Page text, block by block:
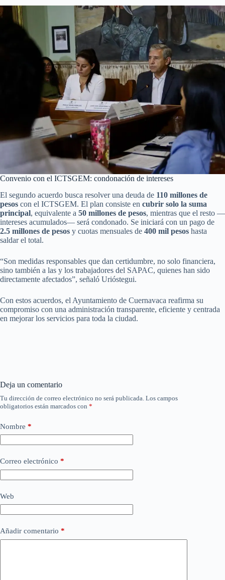
Convenio con el ICTSGEM: condonación de intereses
El segundo acuerdo busca resolver una deuda de 110 millones de
pesos con el ICTSGEM. El plan consiste en cubrir solo la suma
principal, equivalente a 50 millones de pesos, mientras que el resto —
intereses acumulados— será condonado. Se iniciará con un pago de
2.5 millones de pesos y cuotas mensuales de 400 mil pesos hasta
saldar el total.
“Son medidas responsables que dan certidumbre, no solo financiera,
sino también a las y los trabajadores del SAPAC, quienes han sido
directamente afectados”, señaló Urióstegui.
Con estos acuerdos, el Ayuntamiento de Cuernavaca reafirma su
compromiso con una administración transparente, eficiente y centrada
en mejorar los servicios para toda la ciudad.
Deja un comentario
Tu dirección de correo electrónico no será publicada. Los campos
obligatorios están marcados con *
Nombre *
Correo electrónico *
Web
Añadir comentario *